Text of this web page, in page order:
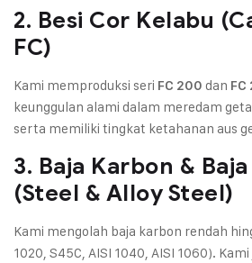
2. Besi Cor Kelabu
FC)
Kami memproduksi seri FC 200 dan FC
keunggulan alami dalam meredam
serta memiliki tingkat ketahanan aus
3. Baja Karbon &
(Steel & Alloy Steel)
Kami mengolah baja karbon rendah
1020, S45C, AISI 1040, AISI 1060).